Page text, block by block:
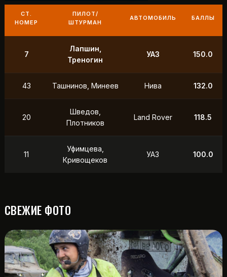
СТ.
НОМЕР
ПИЛОТ/
ШТУРМАН
АВТОМОБИЛЬ БАЛЛЫ
7
Лапшин,
Треногин
УАЗ 150.0
43 Ташнинов, Минеев Нива 132.0
20
Шведов,
Плотников
Land Rover 118.5
11
Уфимцева,
Кривощеков
УАЗ 100.0
СВЕЖИЕ ФОТО